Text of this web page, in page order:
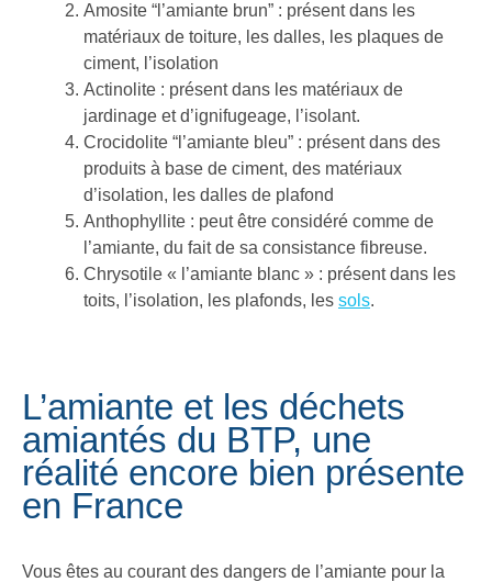
Amosite “l’amiante brun” : présent dans les
matériaux de toiture, les dalles, les plaques de
ciment, l’isolation
Actinolite : présent dans les matériaux de
jardinage et d’ignifugeage, l’isolant.
Crocidolite “l’amiante bleu” : présent dans des
produits à base de ciment, des matériaux
d’isolation, les dalles de plafond
Anthophyllite : peut être considéré comme de
l’amiante, du fait de sa consistance fibreuse.
Chrysotile « l’amiante blanc » : présent dans les
toits, l’isolation, les plafonds, les sols.
L’amiante et les déchets
amiantés du BTP, une
réalité encore bien présente
en France
Vous êtes au courant des dangers de l’amiante pour la